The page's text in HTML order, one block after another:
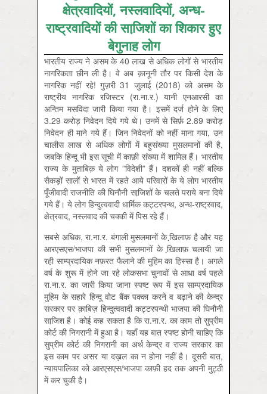
क्षेत्रवादियों, नस्लवादियों, अन्ध-
राष्ट्रवादियों की साजि़शों का शिकार हुए
बेगुनाह लोग
भारतीय राज्य ने असम के 40 लाख से अधिक लोगों से भारतीय
नागरिकता छीन ली है। वे अब क़ानूनी तौर पर किसी देश के
नागरिक नहीं रहे! गुज़री 31 जुलाई (2018) को असम के
राष्ट्रीय नागरिक रजिस्टर (रा.ना.र.) यानी एनआरसी का
अन्तिम मसविदा जारी किया गया है। इसमें दर्ज होने के लिए
3.29 करोड़ निवेदन दिये गये थे। उनमें से सिर्फ़ 2.89 करोड़
निवेदन ही माने गये हैं। जिन निवेदनों को नहीं माना गया, उन
चालीस लाख से अधिक लोगों में बहुसंख्या मुसलमानों की है,
जबकि हिन्दू भी इस सूची में काफ़ी संख्या में शामिल हैं। भारतीय
राज्य के मुताबिक़ ये लोग ”विदेशी” हैं। दशकों ही नहीं बल्कि
सैकड़ों सालों से भारत में रहते आये परिवारों के ये लोग भारतीय
पूँजीवादी राजनीति की घिनौनी साजि़शों के चलते पराये बना दिये
गये हैं। ये लोग हिन्दुत्ववादी धार्मिक कट्टरपन्थ, अन्ध-राष्ट्रवाद,
क्षेत्रवाद, नस्लवाद की चक्की में पिस रहे हैं।
सबसे अधिक, रा.ना.र. बंगाली मुसलमानों के खि़लाफ़ है और यह
आरएसएस/भाजपा की सभी मुसलमानों के खि़लाफ़ चलायी जा
रही साम्प्रदायिक नफ़रत फैलाने की मुहिम का हिस्सा है। अगले
वर्ष के शुरू में होने जा रहे लोकसभा चुनावों से आधा वर्ष पहले
रा.ना.र. का जारी किया जाना स्पष्ट रूप में इस साम्प्रदायिक
मुहिम के सहारे हिन्दू वोट बैंक पक्का करने व बढ़ाने की केन्द्र
सरकार पर क़ाबिज़ हिन्दुत्ववादी कट्टरपन्थी भाजपा की घिनौनी
साजि़श है। कोई कह सकता है कि रा.ना.र. का काम तो सुप्रीम
कोर्ट की निगरानी में हुआ है। यहाँ यह बात स्पष्ट होनी चाहिए कि
सुप्रीम कोर्ट की निगरानी का अर्थ केन्द्र व राज्य सरकार का
इस काम पर असर या दख़ल का न होना नहीं है। दूसरी बात,
न्यायपालिका को आरएसएस/भाजपा काफ़ी हद तक अपनी मुट्ठी
में कर चुकी है।